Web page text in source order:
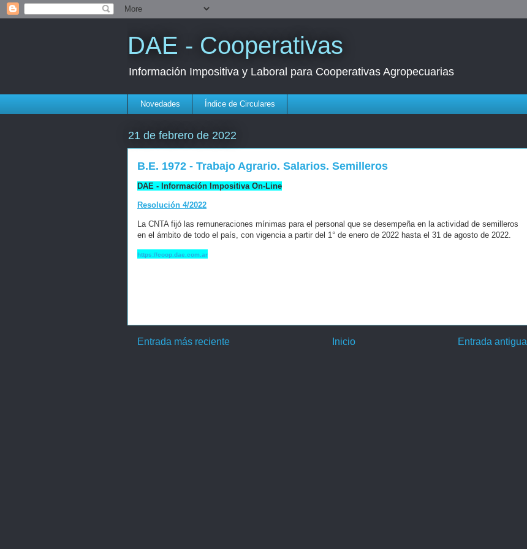
DAE - Cooperativas
Información Impositiva y Laboral para Cooperativas Agropecuarias
Novedades Índice de Circulares
21 de febrero de 2022
B.E. 1972 - Trabajo Agrario. Salarios. Semilleros
DAE - Información Impositiva On-Line
Resolución 4/2022
La CNTA fijó las remuneraciones mínimas para el personal que se desempeña en la actividad de semilleros
en el ámbito de todo el país, con vigencia a partir del 1° de enero de 2022 hasta el 31 de agosto de 2022.
https://coop.dae.com.ar
Entrada más reciente Entrada antigua
Inicio